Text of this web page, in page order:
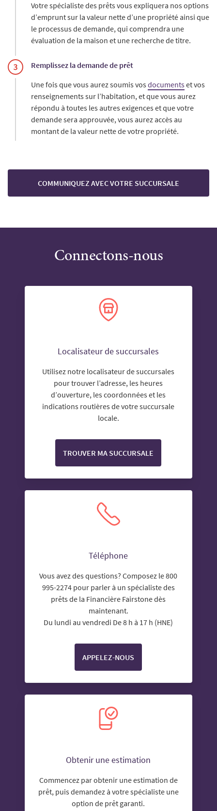
Votre spécialiste des prêts vous expliquera nos options
d’emprunt sur la valeur nette d’une propriété ainsi que
le processus de demande, qui comprendra une
évaluation de la maison et une recherche de titre.
Remplissez la demande de prêt
Une fois que vous aurez soumis vosdocuments et vos
renseignements sur l’habitation, et que vous aurez
répondu à toutes les autres exigences et que votre
demande sera approuvée, vous aurez accès au
montant de la valeur nette de votre propriété.
COMMUNIQUEZ AVEC VOTRE SUCCURSALE
Connectons-nous
Localisateur de succursales
Utilisez notre localisateur de succursales
pour trouver l’adresse, les heures
d’ouverture, les coordonnées et les
indications routières de votre succursale
locale.
TROUVER MA SUCCURSALE
Téléphone
Vous avez des questions? Composez le 800
995-2274 pour parler à un spécialiste des
prêts de la Financière Fairstone dès
maintenant.
Du lundi au vendredi De 8 h à 17 h (HNE)
APPELEZ-NOUS
Obtenir une estimation
Commencez par obtenir une estimation de
prêt, puis demandez à votre spécialiste une
option de prêt garanti.